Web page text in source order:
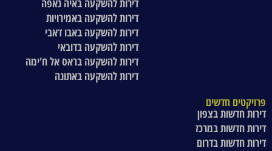
דירות להשקעה באיה נאפה
דירות להשקעה באמירויות
דירות להשקעה באבו דאבי
דירות להשקעה בדובאי
דירות להשקעה בראס אל ח'ימה
דירות להשקעה באתונה
פרויקטים חדשים
דירות חדשות בצפון
דירות חדשות במרכז
דירות חדשות בדרום